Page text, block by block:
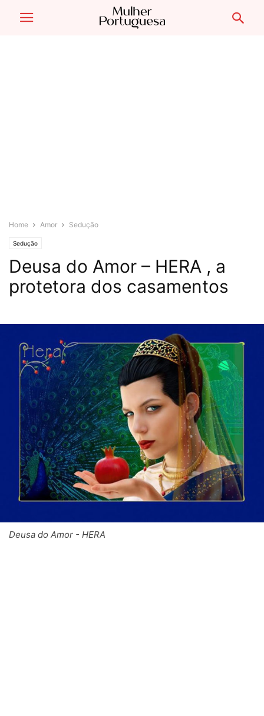
Home Amor Sedução
Sedução
Deusa do Amor – HERA , a
protetora dos casamentos
Deusa do Amor - HERA